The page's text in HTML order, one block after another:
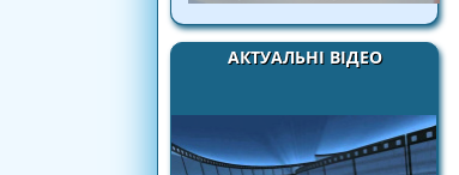
АКТУАЛЬНІ ВІДЕО